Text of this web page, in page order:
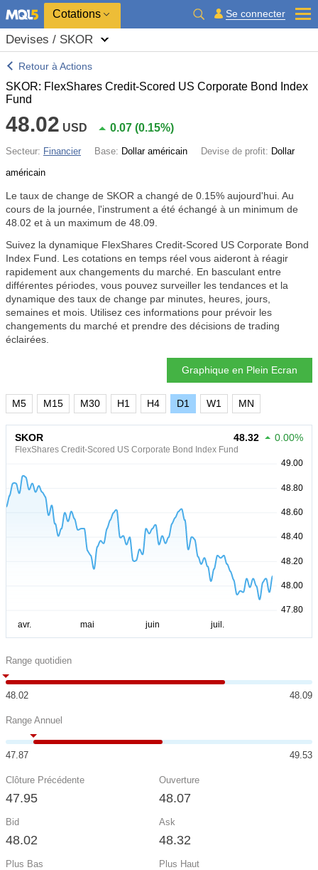
Cotations Se connecter
Devises / SKOR
Retour à Actions
SKOR: FlexShares Credit-Scored US Corporate Bond Index
Fund
48.02 USD 0.07 (0.15%)
Secteur: Financier Base: Dollar américain Devise de profit: Dollar
américain
Le taux de change de SKOR a changé de 0.15% aujourd'hui. Au
cours de la journée, l'instrument a été échangé à un minimum de
48.02 et à un maximum de 48.09.
Suivez la dynamique FlexShares Credit-Scored US Corporate Bond
Index Fund. Les cotations en temps réel vous aideront à réagir
rapidement aux changements du marché. En basculant entre
différentes périodes, vous pouvez surveiller les tendances et la
dynamique des taux de change par minutes, heures, jours,
semaines et mois. Utilisez ces informations pour prévoir les
changements du marché et prendre des décisions de trading
éclairées.
Graphique en Plein Ecran
M5 M15 M30 H1 H4 D1 W1 MN
SKOR
FlexShares Credit-Scored US Corporate Bond Index Fund
48.32 0.00%
Range quotidien
48.02 48.09
Range Annuel
47.87 49.53
Clôture Précédente
47.95
Ouverture
48.07
Bid
48.02
Ask
48.32
Plus Bas Plus Haut